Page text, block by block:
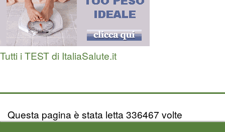
Tutti i TEST di ItaliaSalute.it
Questa pagina è stata letta 336467 volte